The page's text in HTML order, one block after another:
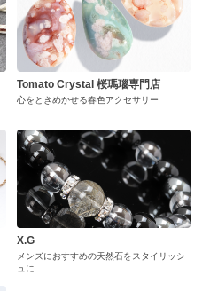
Tomato Crystal 桜瑪瑙専門店
心をときめかせる春色アクセサリー
X.G
メンズにおすすめの天然石をスタイリッシ
ュに